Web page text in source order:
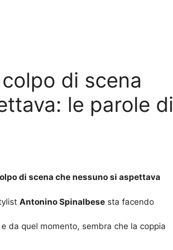
di scena
le parole di
di scena che nessuno si aspettava
Antonino Spinalbese sta facendo
e da quel momento, sembra che la coppia